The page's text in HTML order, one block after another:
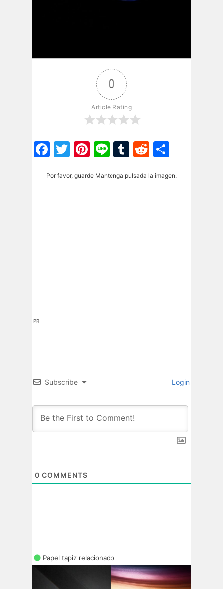
0
Article Rating
Facebook
Twitter
Pinterest
LineTumblr
Reddit
Por favor, guarde Mantenga pulsada la imagen.
PR
Subscribe Login
0 COMMENTS
Papel tapiz relacionado